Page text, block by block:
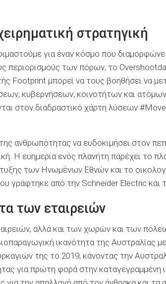
στρατηγική
για έναν κόσμο που
περιορισμούς των πόρων, το
Footprint μπορεί να τους βοηθήσει να
κυβερνήσεων, κοινοτήτων και
στον διαδραστικό χάρτη λύσεων
ανθρωπότητας να ευδοκιμήσει στον
Η ευημερία ενός πλανήτη παρέχει το
των Ηνωμένων Εθνών και το
γράφτηκε από την Schneider Electric
των εταιρειών
αλλά και των χωρών και των
ικανότητα της Αυστραλίας
της το 2019, κάνοντας την
για πρώτη φορά στην καταγεγραμμένη